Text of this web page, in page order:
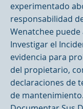
experimentado
responsabilidad
Wenatchee
Investigar el
evidencia para
del propietario,
declaraciones de
de mantenimiento.